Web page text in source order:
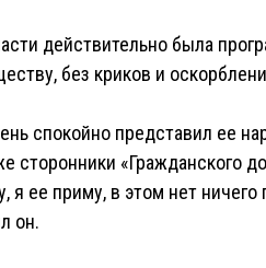
действительно была
без криков и
спокойно представил ее
сторонники «Гражданского
я ее приму, в этом нет
он.